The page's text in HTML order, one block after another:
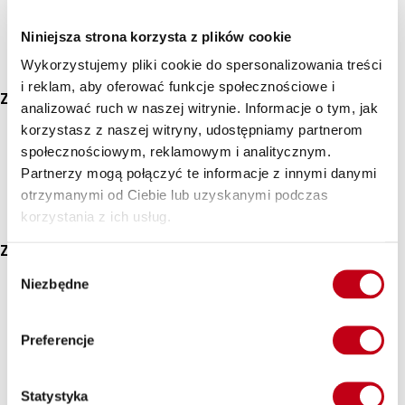
Niniejsza strona korzysta z plików cookie
Wykorzystujemy pliki cookie do spersonalizowania treści
i reklam, aby oferować funkcje społecznościowe i
analizować ruch w naszej witrynie. Informacje o tym, jak
korzystasz z naszej witryny, udostępniamy partnerom
społecznościowym, reklamowym i analitycznym.
Partnerzy mogą połączyć te informacje z innymi danymi
otrzymanymi od Ciebie lub uzyskanymi podczas
korzystania z ich usług.
zgody
Niezbędne
Preferencje
Statystyka
Catering z dostawą do domu i biura: Komfort i
wygoda
Zdrowe jedzenie bez wychodzenia z domu
Catering z dostawą pod wskazany adres – także do Twojego
domu w miejscowości Nosy – to idealne rozwiązanie dla
osób, które cenią sobie wygodę. Nasze zróżnicowane posiłki
dostarczamy prosto pod Twoje drzwi, dzięki czemu masz
więcej czasu na relaks i inne aktywności.
Zdrowy catering do biura
Catering z dostawą do biura to świetna opcja dla osób
w pracy – zdrowe, smaczne posiłki dostarczymy prosto do
Twojego biura.
Wysoka jakość naszych usług